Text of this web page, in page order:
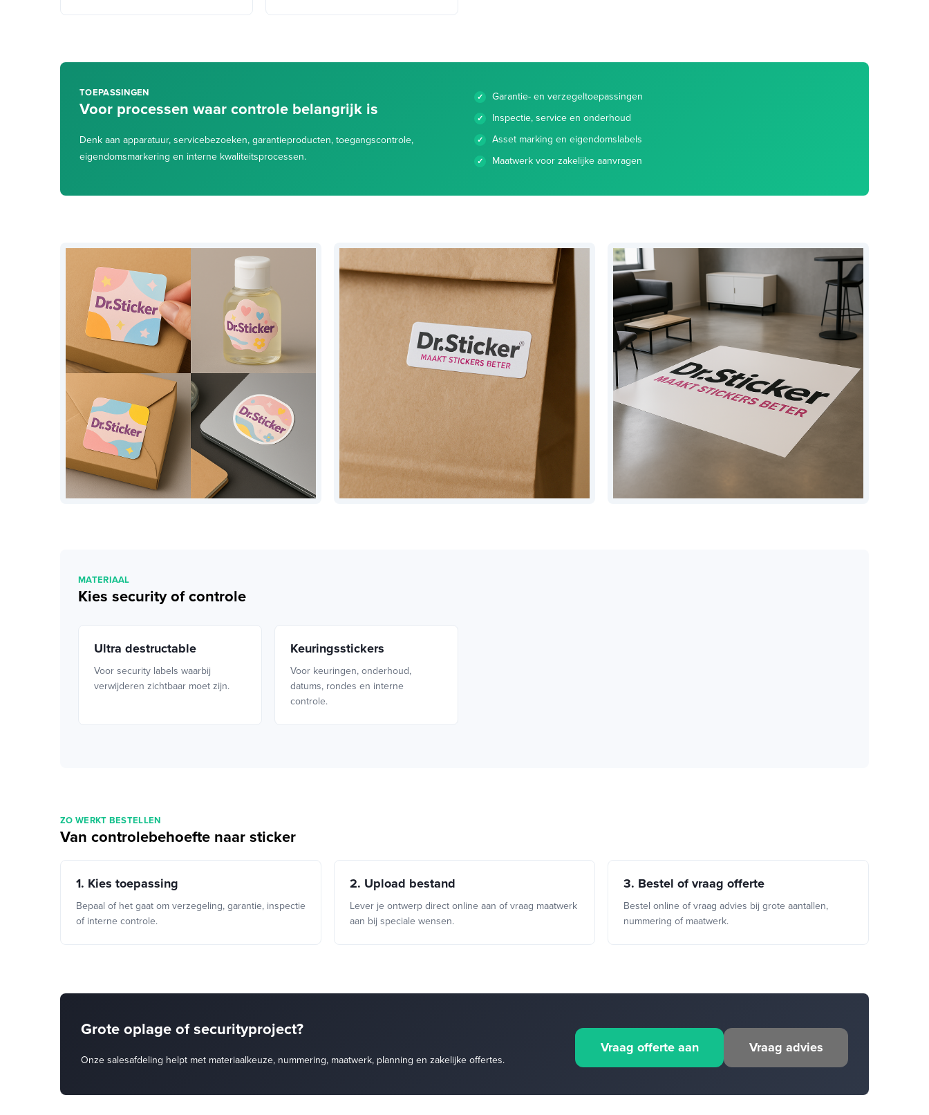
TOEPASSINGEN
Voor processen waar controle belangrijk is
Denk aan apparatuur, servicebezoeken, garantieproducten, toegangscontrole,
eigendomsmarkering en interne kwaliteitsprocessen.
Garantie- en verzegeltoepassingen
Inspectie, service en onderhoud
Asset marking en eigendomslabels
Maatwerk voor zakelijke aanvragen
MATERIAAL
Kies security of controle
Ultra destructable
Voor security labels waarbij
verwijderen zichtbaar moet zijn.
Keuringsstickers
Voor keuringen, onderhoud,
datums, rondes en interne
controle.
ZO WERKT BESTELLEN
Van controlebehoefte naar sticker
1. Kies toepassing
Bepaal of het gaat om verzegeling, garantie, inspectie
of interne controle.
2. Upload bestand
Lever je ontwerp direct online aan of vraag maatwerk
aan bij speciale wensen.
3. Bestel of vraag offerte
Bestel online of vraag advies bij grote aantallen,
nummering of maatwerk.
Grote oplage of securityproject?
Onze salesafdeling helpt met materiaalkeuze, nummering, maatwerk, planning en zakelijke offertes.
Vraag offerte aan Vraag advies